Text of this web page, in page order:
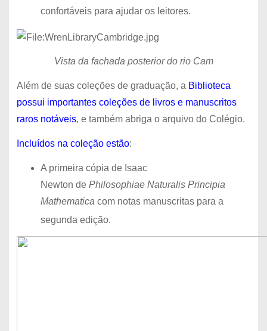
confortáveis ​​para ajudar os leitores.
Vista da fachada posterior do rio Cam
Além de suas coleções de graduação, a Biblioteca
possui importantes coleções de livros e manuscritos
raros notáveis, e também abriga o arquivo do Colégio.
Incluídos na coleção estão:
A primeira cópia de Isaac
Newton de Philosophiae Naturalis Principia
Mathematica com notas manuscritas para a
segunda edição.